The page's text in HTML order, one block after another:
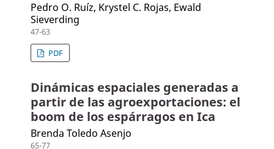
Pedro O. Ruíz, Krystel C. Rojas, Ewald
Sieverding
47-63
PDF
Dinámicas espaciales generadas a
partir de las agroexportaciones: el
boom de los espárragos en Ica
Brenda Toledo Asenjo
65-77